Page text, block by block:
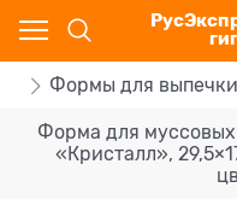
Формы для выпечки
Форма для
«Кристалл»,